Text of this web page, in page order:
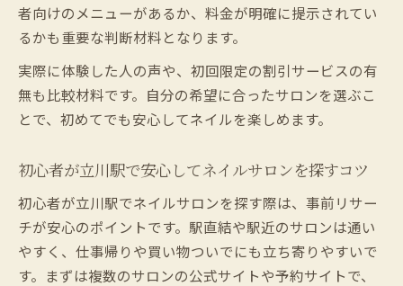
者向けのメニューがあるか、料金が明確に提示されてい
るかも重要な判断材料となります。
実際に体験した人の声や、初回限定の割引サービスの有
無も比較材料です。自分の希望に合ったサロンを選ぶこ
とで、初めてでも安心してネイルを楽しめます。
初心者が立川駅で安心してネイルサロンを探すコツ
初心者が立川駅でネイルサロンを探す際は、事前リサー
チが安心のポイントです。駅直結や駅近のサロンは通い
やすく、仕事帰りや買い物ついでにも立ち寄りやすいで
す。まずは複数のサロンの公式サイトや予約サイトで、